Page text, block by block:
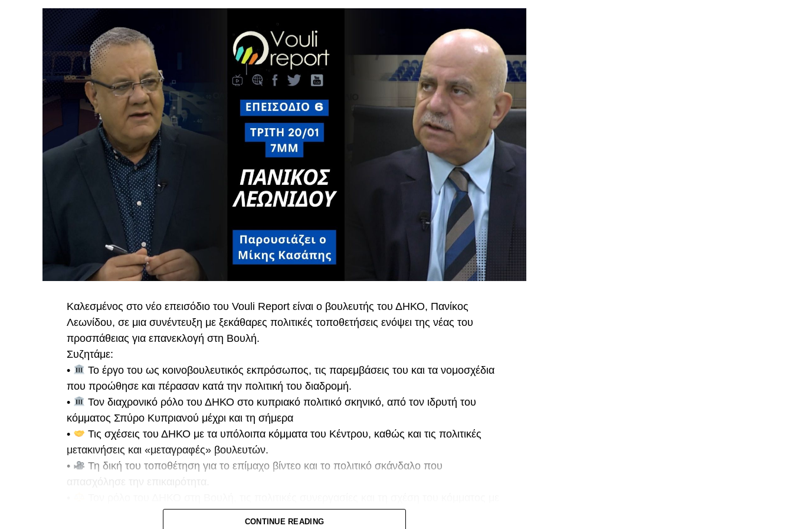
Υπογραμμίζει ότι η συνέχιση της τουρκικής κατοχής και οι απειλές της Άγκυρας επηρεάζουν
καθοριστικά τη γεωπολιτική προοπτική της χώρας. Όπως επισημαίνει, χωρίς λύση στο
Κυπριακό, ο τουρκικός παράγοντας θα συνεχίσει να αποτελεί εμπόδιο στην αξιοποίηση του
φυσικού αερίου, στην ηλεκτρική διασύνδεση και σε κρίσιμα γεωοικονομικά βήματα της
Κυπριακής Δημοκρατίας.
Video Gate & Αντίδραση ΑΚΕΛ
Αναφορά γίνεται και στο σκάνδαλο του Video Gate, με τον Στέφανο Στεφάνου να υποστηρίζει
ότι το ΑΚΕΛ αντέδρασε άμεσα και ιδιαίτερα έντονα από την πρώτη στιγμή. Όπως σημειώνει,
τα αντανακλαστικά του κόμματος λειτούργησαν πολύ γρήγορα, ζητώντας να αποκαλυφθεί
όλη η αλήθεια και μεταφέροντας το ζήτημα στη Βουλή για πλήρη διερεύνηση και θεσμικό
έλεγχο.
Ακρίβεια, Τράπεζες & Πολιτικό Σκηνικό
Η συζήτηση επεκτείνεται στα προβλήματα της καθημερινότητας: ακρίβεια, υπερκέρδη
τραπεζών και πίεση στα νοικοκυριά. Παράλληλα, σχολιάζεται το ρευστό πολιτικό σκηνικό
λίγο πριν τις εκλογές, με την είσοδο νέων κομμάτων που — όπως όλα δείχνουν — θα
διαμορφώσουν τον νέο κοινοβουλευτικό χάρτη.
Τετάρτη 18/02 στις 6μμ
Καλεσμένος στο νέο επεισόδιο του Vouli Report είναι ο βουλευτής του ΔΗΚΟ, Πανίκος
Λεωνίδου, σε μια συνέντευξη με ξεκάθαρες πολιτικές τοποθετήσεις ενόψει της νέας του
προσπάθειας για επανεκλογή στη Βουλή.
Συζητάμε:
•
Το έργο του ως κοινοβουλευτικός εκπρόσωπος, τις παρεμβάσεις του και τα νομοσχέδια
που προώθησε και πέρασαν κατά την πολιτική του διαδρομή.
•
Τον διαχρονικό ρόλο του ΔΗΚΟ στο κυπριακό πολιτικό σκηνικό, από τον ιδρυτή του
κόμματος Σπύρο Κυπριανού μέχρι και τη σήμερα
•
Τις σχέσεις του ΔΗΚΟ με τα υπόλοιπα κόμματα του Κέντρου, καθώς και τις πολιτικές
μετακινήσεις και «μεταγραφές» βουλευτών.
•
Τη δική του τοποθέτηση για το επίμαχο βίντεο και το πολιτικό σκάνδαλο που
απασχόλησε την επικαιρότητα.
τον Πρόεδρο της Δημοκρατίας Νίκο Χριστοδουλίδη.
CONTINUE READING